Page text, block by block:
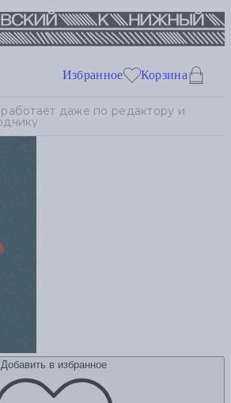
Избранное Корзина
Добавить в избранное